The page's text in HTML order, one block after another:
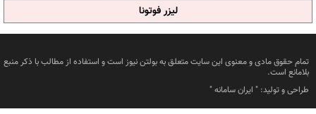
لیزر فوتونا
تمام حقوق مادی و معنوی این سایت متعلق به بولتن نیوز است و استفاده از مطالب با ذکر منبع
بلامانع است.
طراحی و تولید: " ایران سامانه"